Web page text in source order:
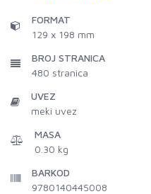
FORMAT
129 x 198 mm
BROJ STRANICA
480 stranica
UVEZ
meki uvez
MASA
0.30 kg
BARKOD
9780140445008